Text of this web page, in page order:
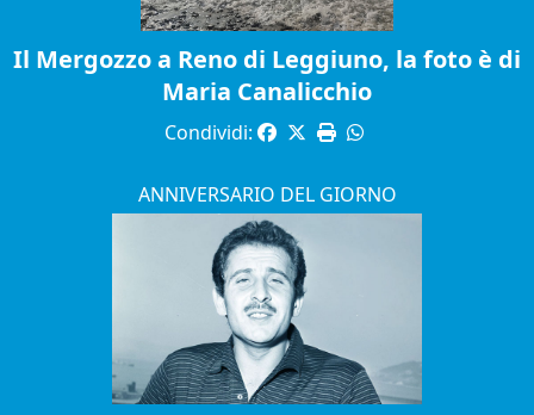
Il Mergozzo a Reno di Leggiuno, la foto è di
Maria Canalicchio
Condividi:
ANNIVERSARIO DEL GIORNO